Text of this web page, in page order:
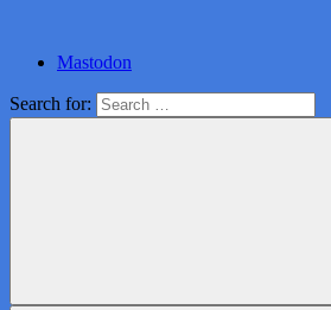
Mastodon
Search for: